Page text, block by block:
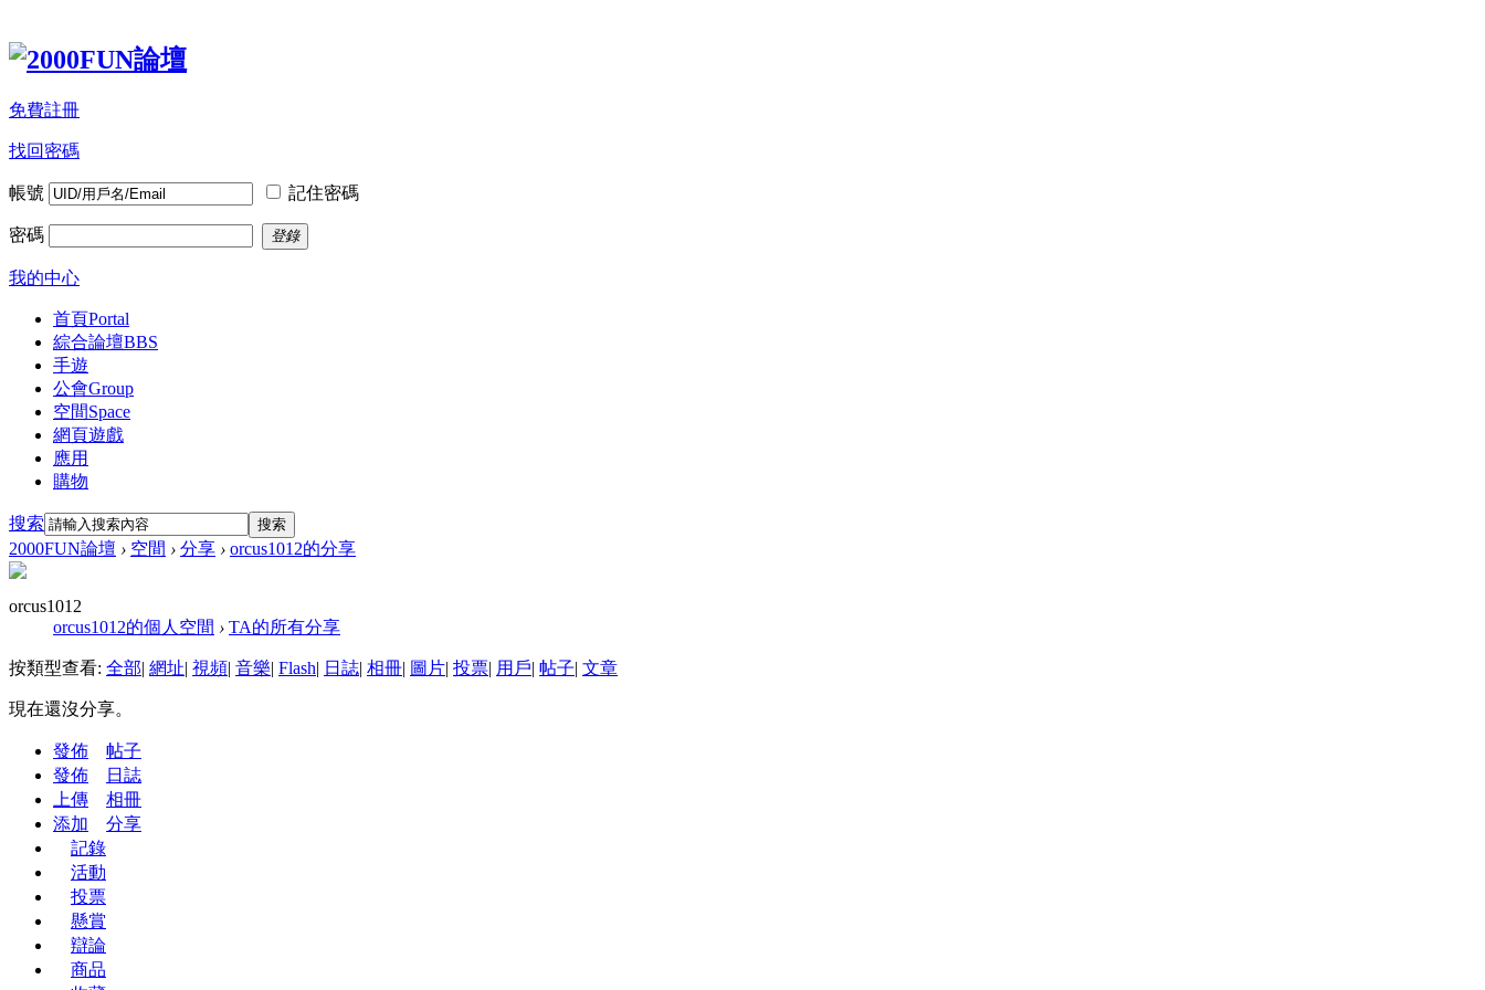
免費註冊
找回密碼
帳號 記住密碼
密碼 登錄
我的中心
首頁Portal
綜合論壇BBS
手遊
公會Group
空間Space
網頁遊戲
應用
購物
搜索 搜索
2000FUN論壇 › 空間 › 分享 › orcus1012的分享
orcus1012
orcus1012的個人空間 › TA的所有分享
按類型查看: 全部| 網址| 視頻| 音樂| Flash| 日誌| 相冊| 圖片| 投票| 用戶| 帖子| 文章
現在還沒分享。
發佈
帖子
發佈
日誌
上傳
相冊
添加
分享
記錄
活動
投票
懸賞
辯論
商品